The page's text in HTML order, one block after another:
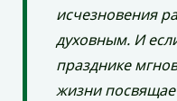
исчезновения
духовным. И
празднике
жизни